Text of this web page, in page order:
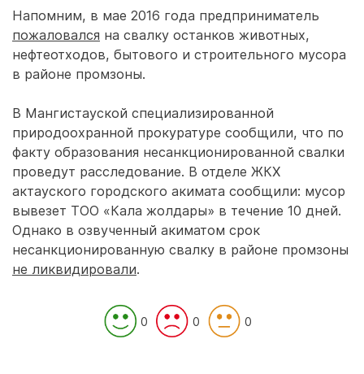
Напомним, в мае 2016 года предприниматель
пожаловался на свалку останков животных,
нефтеотходов, бытового и строительного мусора
в районе промзоны.
В Мангистауской специализированной
природоохранной прокуратуре сообщили, что по
факту образования несанкционированной свалки
проведут расследование. В отделе ЖКХ
актауского городского акимата сообщили: мусор
вывезет ТОО «Кала жолдары» в течение 10 дней.
Однако в озвученный акиматом срок
несанкционированную свалку в районе промзоны
не ликвидировали.
0 0 0